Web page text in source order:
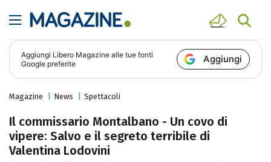
Aggiungi Libero Magazine alle tue fonti
Google preferite
Aggiungi
Magazine News Spettacoli
Il commissario Montalbano - Un covo di
vipere: Salvo e il segreto terribile di
Valentina Lodovini